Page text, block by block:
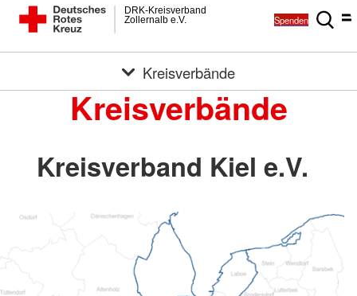
Zollernalb e.V.
DRK-Kreisverband
Spenden
Kreisverbände
Kreisverbände
Kreisverband Kiel e.V.